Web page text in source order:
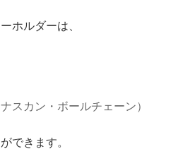
ホルダーは、
スカン・ボールチェーン）
できます。